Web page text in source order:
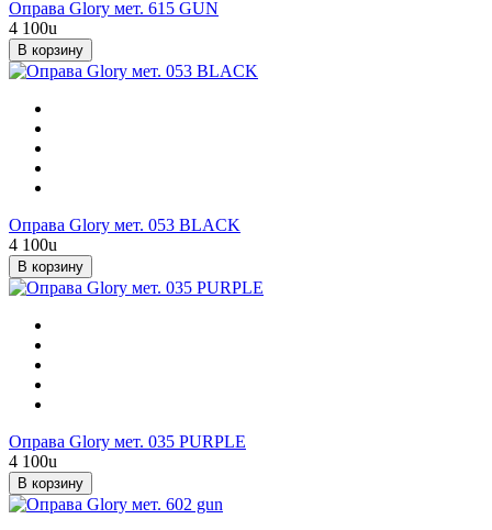
Оправа Glory мет. 615 GUN
4 100u
В корзину
Оправа Glory мет. 053 BLACK
4 100u
В корзину
Оправа Glory мет. 035 PURPLE
4 100u
В корзину